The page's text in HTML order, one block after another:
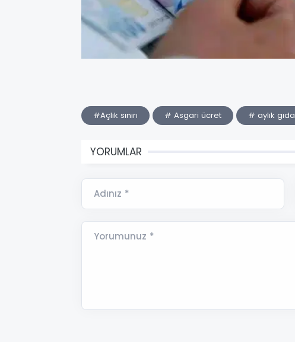
#Açlık sınırı # Asgari ücret # aylık
YORUMLAR
Adınız *
Yorumunuz *